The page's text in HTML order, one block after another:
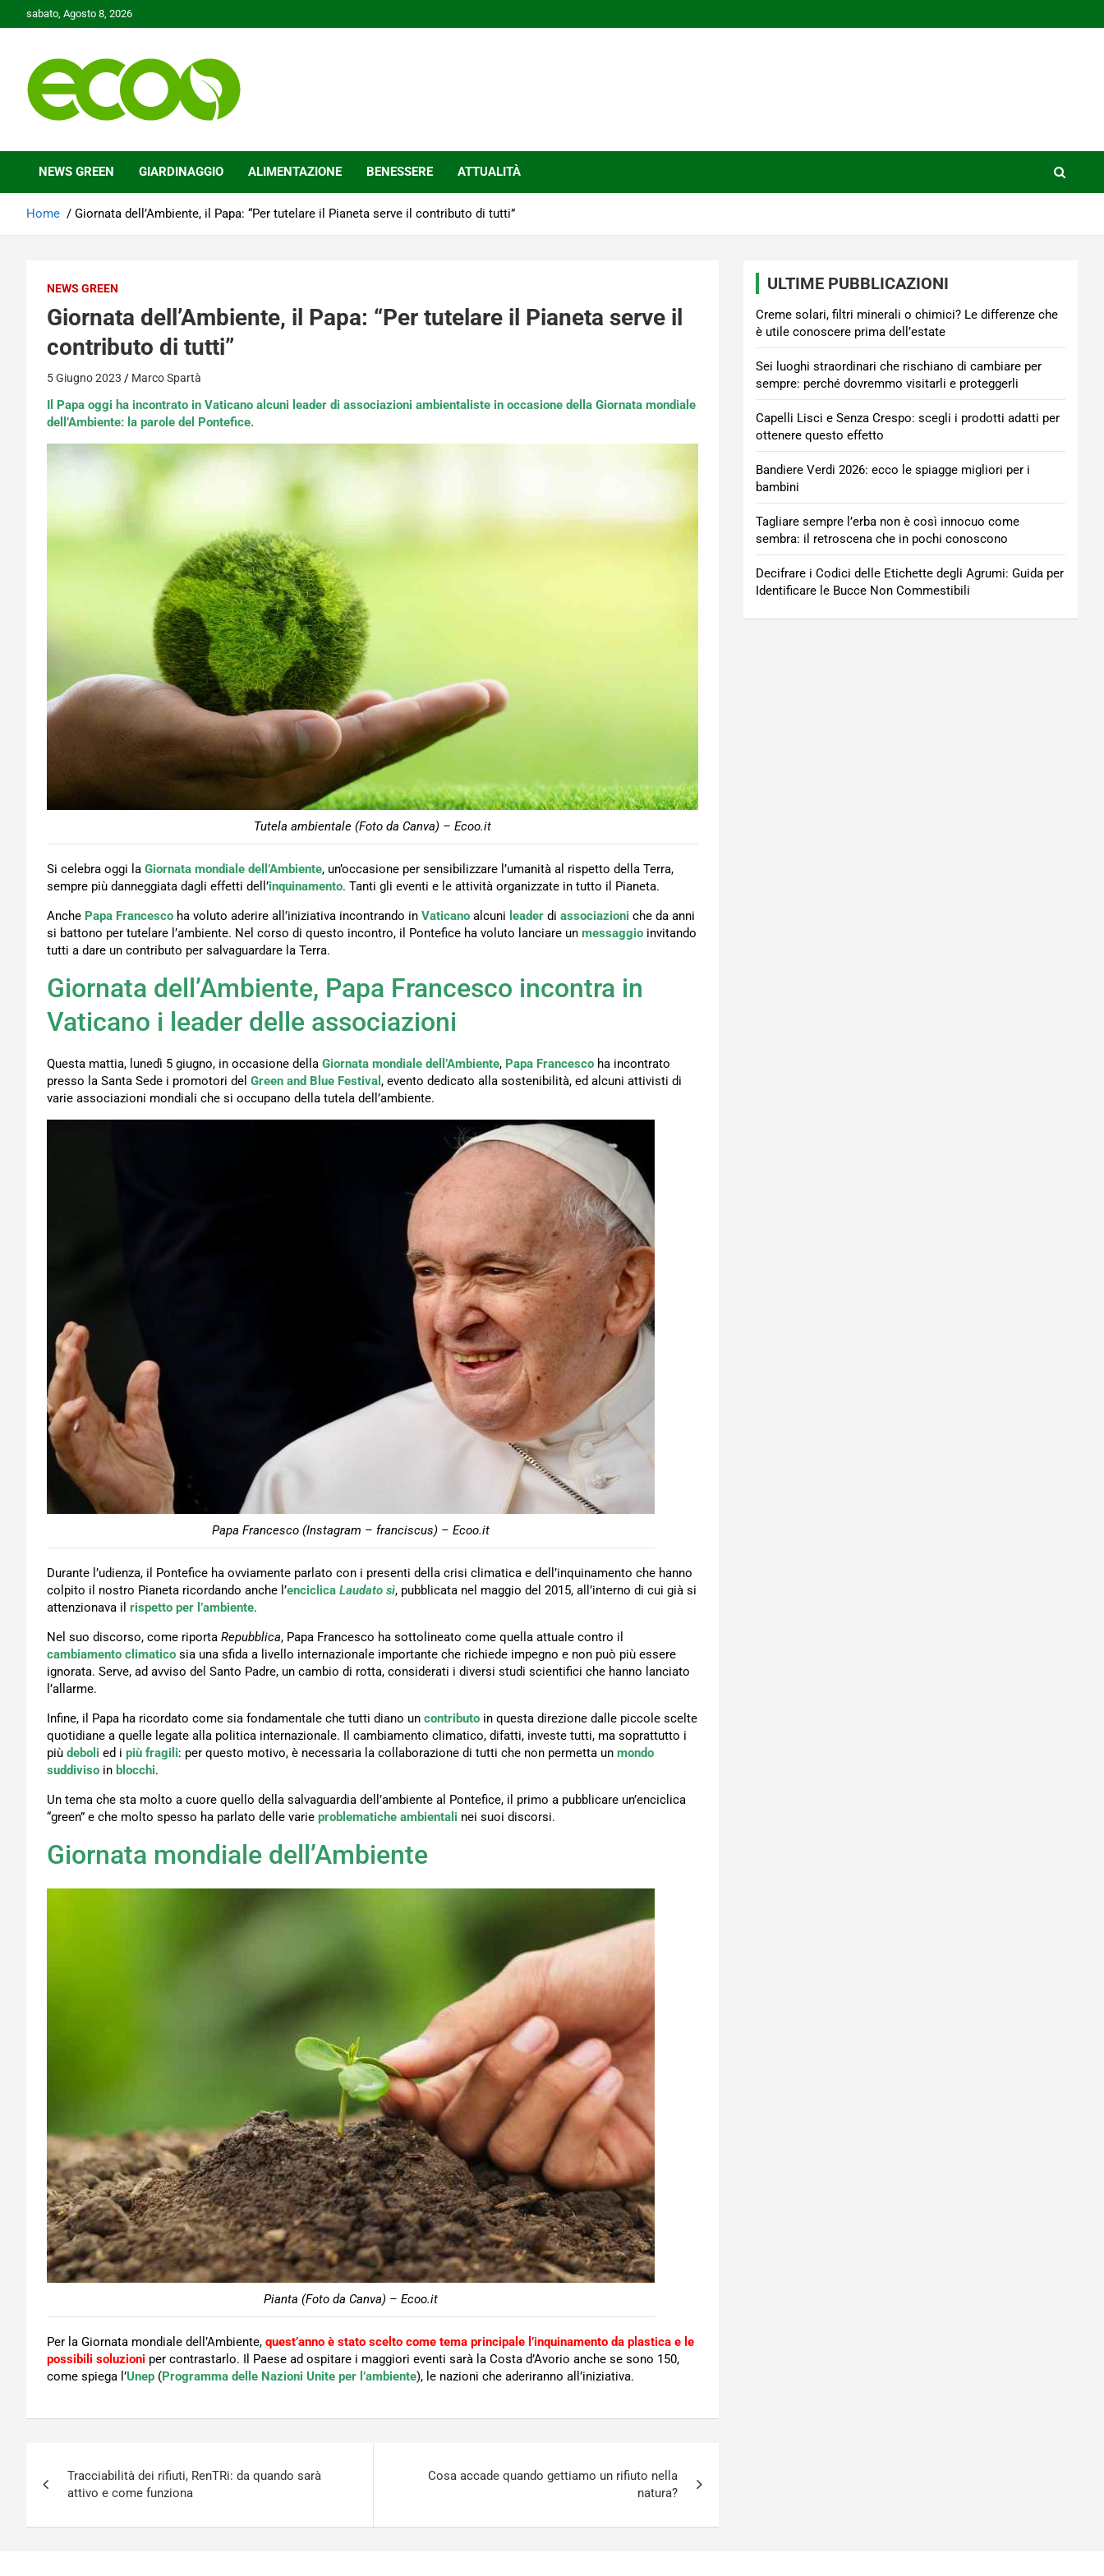
to
sabato, Agosto 8, 2026
Ecoo.it
NEWS GREEN GIARDINAGGIO ALIMENTAZIONE BENESSERE ATTUALITÀ
Home Giornata dell’Ambiente, il Papa: “Per tutelare il Pianeta serve il contributo di tutti”
NEWS GREEN
Giornata dell’Ambiente, il Papa: “Per tutelare il Pianeta serve il
contributo di tutti”
5 Giugno 2023 Marco Spartà
Il Papa oggi ha incontrato in Vaticano alcuni leader di associazioni ambientaliste in occasione della Giornata mondiale
dell’Ambiente: la parole del Pontefice.
Tutela ambientale (Foto da Canva) – Ecoo.it
Si celebra oggi la Giornata mondiale dell’Ambiente, un’occasione per sensibilizzare l’umanità al rispetto della Terra,
sempre più danneggiata dagli effetti dell’inquinamento. Tanti gli eventi e le attività organizzate in tutto il Pianeta.
Anche Papa Francesco ha voluto aderire all’iniziativa incontrando in Vaticano alcuni leader di associazioni che da anni
si battono per tutelare l’ambiente. Nel corso di questo incontro, il Pontefice ha voluto lanciare un messaggio invitando
tutti a dare un contributo per salvaguardare la Terra.
Giornata dell’Ambiente, Papa Francesco incontra in
Vaticano i leader delle associazioni
Questa mattia, lunedì 5 giugno, in occasione della Giornata mondiale dell’Ambiente, Papa Francesco ha incontrato
presso la Santa Sede i promotori del Green and Blue Festival , evento dedicato alla sostenibilità, ed alcuni attivisti di
varie associazioni mondiali che si occupano della tutela dell’ambiente.
Papa Francesco (Instagram – franciscus) – Ecoo.it
Durante l’udienza, il Pontefice ha ovviamente parlato con i presenti della crisi climatica e dell’inquinamento che hanno
colpito il nostro Pianeta ricordando anche l’enciclica Laudato sì, pubblicata nel maggio del 2015, all’interno di cui già si
attenzionava il rispetto per l’ambiente.
Nel suo discorso, come riporta Repubblica, Papa Francesco ha sottolineato come quella attuale contro il
cambiamento climatico sia una sfida a livello internazionale importante che richiede impegno e non può più essere
ignorata. Serve, ad avviso del Santo Padre, un cambio di rotta, considerati i diversi studi scientifici che hanno lanciato
l’allarme.
Infine, il Papa ha ricordato come sia fondamentale che tutti diano un contributo in questa direzione dalle piccole scelte
quotidiane a quelle legate alla politica internazionale. Il cambiamento climatico, difatti, investe tutti, ma soprattutto i
più deboli ed i più fragili: per questo motivo, è necessaria la collaborazione di tutti che non permetta un mondo
suddiviso in blocchi.
Un tema che sta molto a cuore quello della salvaguardia dell’ambiente al Pontefice, il primo a pubblicare un’enciclica
“green” e che molto spesso ha parlato delle varie problematiche ambientali nei suoi discorsi.
Giornata mondiale dell’Ambiente
Pianta (Foto da Canva) – Ecoo.it
Per la Giornata mondiale dell’Ambiente, quest’anno è stato scelto come tema principale l’inquinamento da plastica e le
possibili soluzioni per contrastarlo. Il Paese ad ospitare i maggiori eventi sarà la Costa d’Avorio anche se sono 150,
come spiega l’Unep (Programma delle Nazioni Unite per l’ambiente), le nazioni che aderiranno all’iniziativa.
articoli
Tracciabilità dei rifiuti, RenTRi: da quando sarà
attivo e come funziona
Cosa accade quando gettiamo un rifiuto nella
natura?
ULTIME PUBBLICAZIONI
Creme solari, filtri minerali o chimici? Le differenze che
è utile conoscere prima dell’estate
Sei luoghi straordinari che rischiano di cambiare per
sempre: perché dovremmo visitarli e proteggerli
Capelli Lisci e Senza Crespo: scegli i prodotti adatti per
ottenere questo effetto
Bandiere Verdi 2026: ecco le spiagge migliori per i
bambini
Tagliare sempre l’erba non è così innocuo come
sembra: il retroscena che in pochi conoscono
Decifrare i Codici delle Etichette degli Agrumi: Guida per
Identificare le Bucce Non Commestibili